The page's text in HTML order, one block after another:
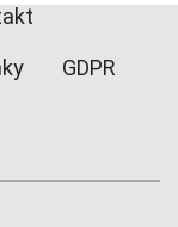
GDPR